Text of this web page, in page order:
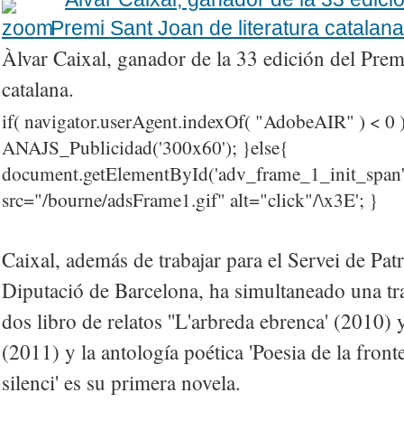
Àlvar Caixal, ganador de la 33 edición del
catalana.
if( navigator.userAgent.indexOf( "AdobeAIR" ) < 0
ANAJS_Publicidad('300x60'); }else{
src="/bourne/adsFrame1.gif" alt="click"/\x3E'; }
Caixal, además de trabajar para el Servei de
Diputació de Barcelona, ha simultaneado una
dos libro de relatos ''L'arbreda ebrenca' (2010)
(2011) y la antología poética 'Poesia de la
silenci' es su primera novela.